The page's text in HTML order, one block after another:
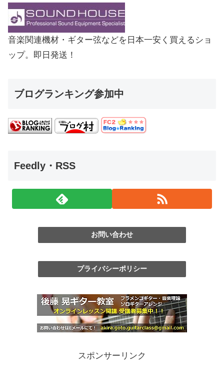
音楽関連機材・ギター弦などを日本一安く買えるショ
ップ。即日発送！
ブログランキング参加中
Feedly・RSS
お問い合わせ
プライバシーポリシー
スポンサーリンク